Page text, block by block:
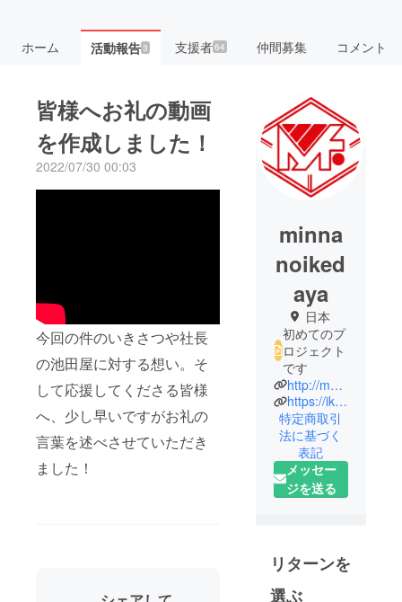
ホーム 活動報告3 支援者64 仲間募集 コメント
皆様へお礼の動画
を作成しました！
2022/07/30 00:03
今回の件のいきさつや社長
の池田屋に対する想い。そ
して応援してくださる皆様
へ、少し早いですがお礼の
言葉を述べさせていただき
ました！
minna
noiked
aya
日本
初めてのプ
ロジェクト
です
http://myfg.jp/ikedaya/
https://ikedaya8583.official.ec/
特定商取引
法に基づく
表記
メッセー
ジを送る
リターンを
選ぶ